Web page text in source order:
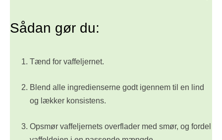
Sådan gør du:
Tænd for vaffeljernet.
Blend alle ingredienserne godt igennem til en lind
og lækker konsistens.
Opsmør vaffeljernets overflader med smør, og fordel